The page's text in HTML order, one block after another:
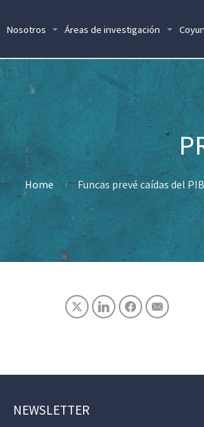
Nosotros Áreas de investigación
Home Funcas prevé caídas del
NEWSLETTER